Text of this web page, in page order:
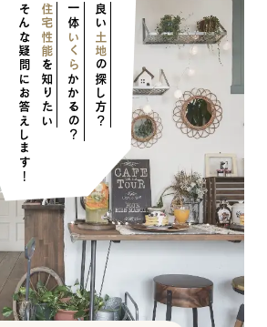
住宅性能
を知りたい
一体
いくら
かかるの？
良い
土地
の探し方？
そんな疑問にお答えします！